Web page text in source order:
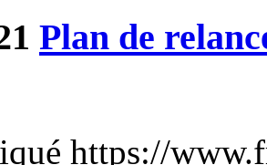
Plan de
https://